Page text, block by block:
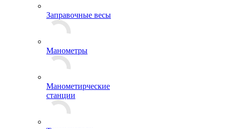
Заправочные весы
Манометры
Манометирческие
станции